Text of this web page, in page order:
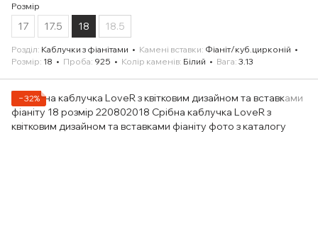
Розмір
17 17.5 18 18.5
Розділ Каблучки з фіанітами Камені вставки Фіаніт/куб.цирконій
Розмір 18 Проба 925 Колір каменів Білий Вага 3.13
−32%